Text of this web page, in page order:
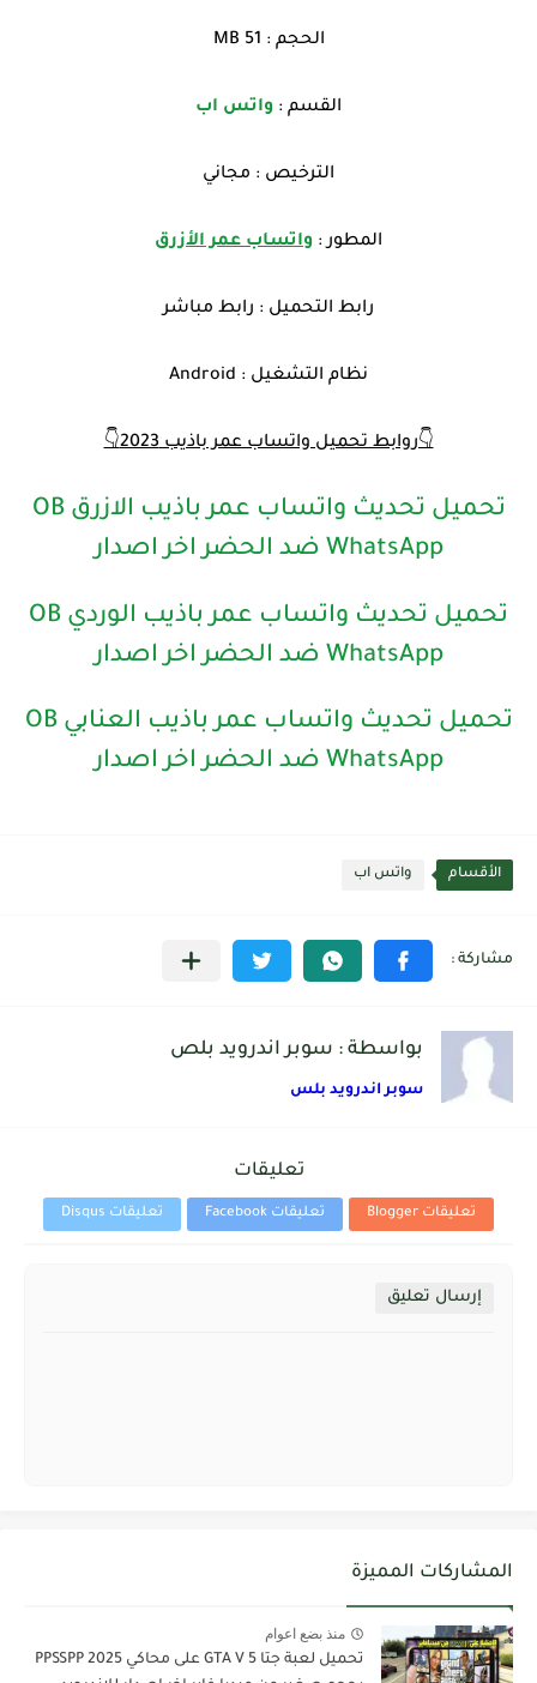
الحجم : 51 MB
القسم : واتس اب
الترخيص : مجاني
المطور : واتساب عمر الأزرق
رابط التحميل : رابط مباشر
نظام التشغيل : Android
👇روابط تحميل واتساب عمر باذيب 2023👇
تحميل تحديث واتساب عمر باذيب الازرق OB
WhatsApp ضد الحضر اخر اصدار
تحميل تحديث واتساب عمر باذيب الوردي OB
WhatsApp ضد الحضر اخر اصدار
تحميل تحديث واتساب عمر باذيب العنابي OB
WhatsApp ضد الحضر اخر اصدار
الأقسام واتس اب
بواسطة : سوبر اندرويد بلص
سوبر اندرويد بلس
تعليقات
تعليقات Blogger تعليقات Facebook تعليقات Disqus
إرسال تعليق
المشاركات المميزة
منذ بضع اعوام
تحميل لعبة جتا 5 GTA V على محاكي PPSSPP 2025